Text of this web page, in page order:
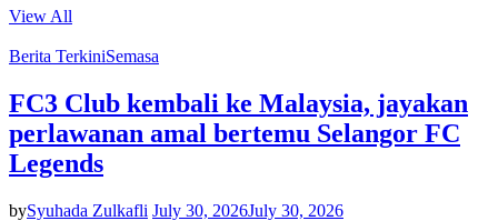
View All
Berita TerkiniSemasa
FC3 Club kembali ke Malaysia, jayakan
perlawanan amal bertemu Selangor FC
Legends
bySyuhada Zulkafli July 30, 2026July 30, 2026